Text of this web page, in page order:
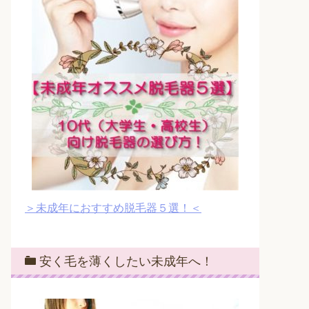
＞未成年におすすめ脱毛器５選！＜
安く毛を薄くしたい未成年へ！